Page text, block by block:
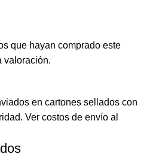
que hayan comprado este
valoración.
en cartones sellados con
Ver costos de envío al